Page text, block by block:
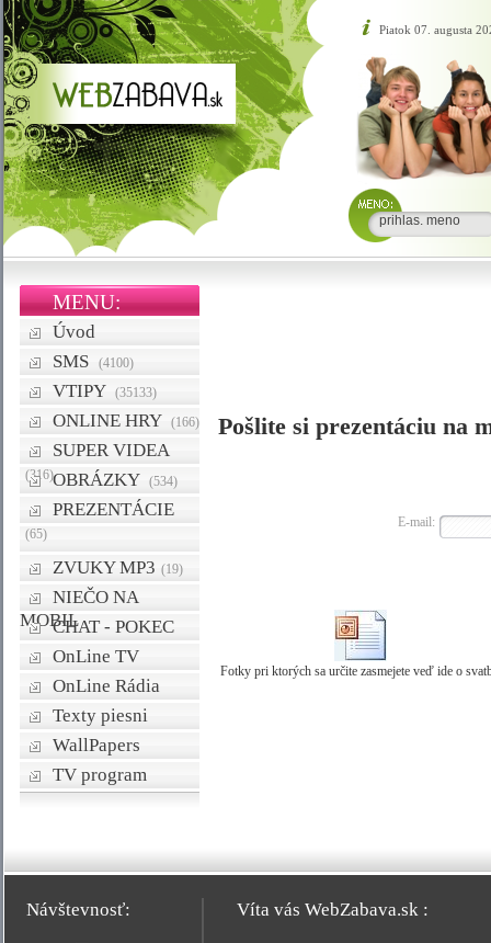
Piatok 07. augusta
MENU:
Úvod
SMS
(4100)
VTIPY (35133)
ONLINE HRY (166)
SUPER VIDEA
(316)OBRÁZKY (534)
PREZENTÁCIE
(65)
ZVUKY MP3 (19)
NIEČO NA
MOBILCHAT - POKEC
OnLine TV
OnLine Rádia
Texty piesni
WallPapers
TV program
Pošlite si prezentáciu na
E-mail:
Fotky pri ktorých sa určite zasmejete veď ide o
Návštevnosť: Víta vás WebZabava.sk :